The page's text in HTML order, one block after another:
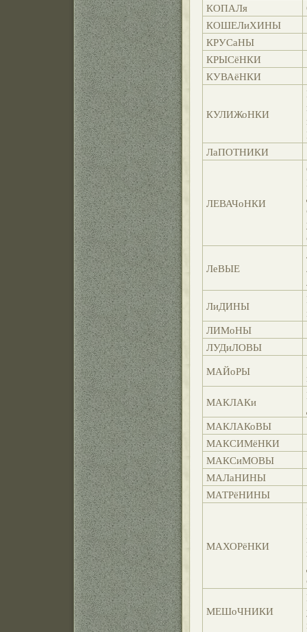
КОПАЛя
КОШЕЛиХИНЫ
КРУСаНЫ
КРЫСёНКИ
КУВАёНКИ
КУЛИЖоНКИ
ЛаПОТНИКИ
ЛЕВАЧоНКИ
ЛеВЫЕ
ЛиДИНЫ
ЛИМоНЫ
ЛУДиЛОВЫ
МАЙоРЫ
МАКЛАКи
МАКЛАКоВЫ
МАКСИМёНКИ
МАКСиМОВЫ
МАЛаНИНЫ
МАТРёНИНЫ
МАХОРёНКИ
МЕШоЧНИКИ